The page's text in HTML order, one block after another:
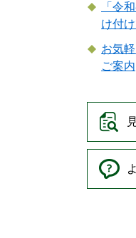
「令
け付
お気
ご案内